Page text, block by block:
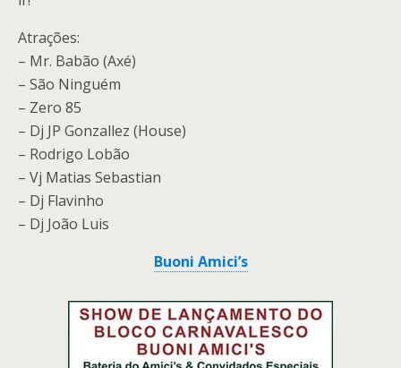
Atrações:
– Mr. Babão (Axé)
– São Ninguém
– Zero 85
– Dj JP Gonzallez (House)
– Rodrigo Lobão
– Vj Matias Sebastian
– Dj Flavinho
– Dj João Luis
Buoni Amici’s